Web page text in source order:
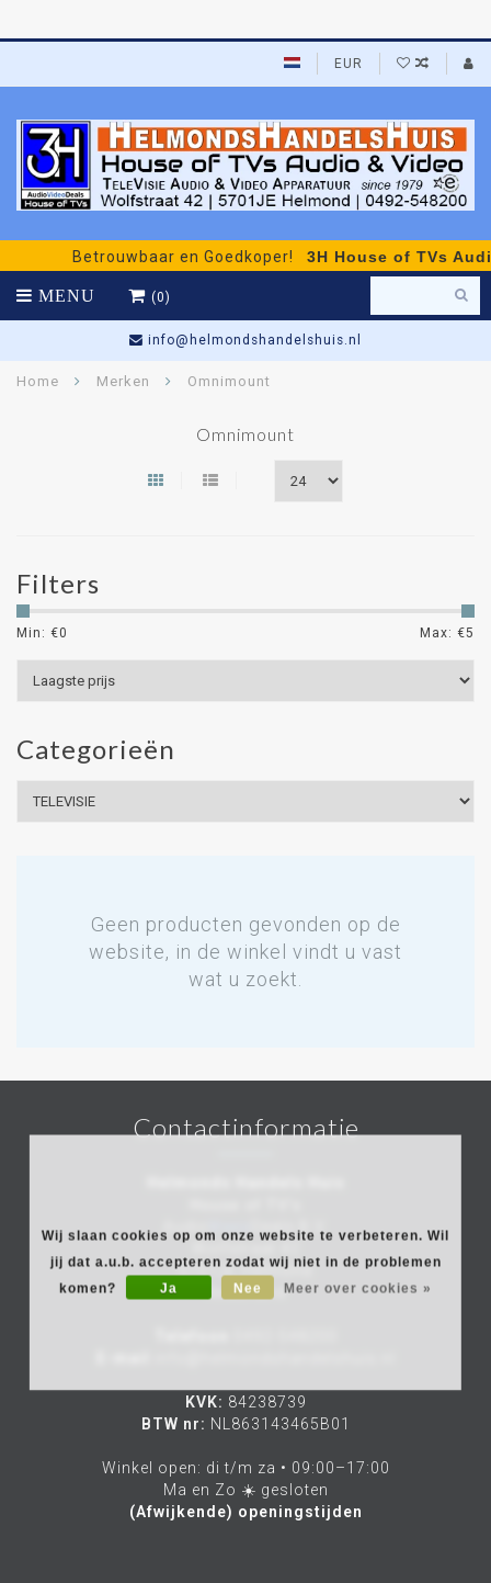
EUR
Betrouwbaar en Goedkoper!3H House of TVs Audio
MENU (0)
info@helmondshandelshuis.nl
Home Merken Omnimount
Omnimount
Filters
Min: €0 Max: €5
Categorieën
Geen producten gevonden op de
website, in de winkel vindt u vast
wat u zoekt.
Wij slaan cookies op om onze website te verbeteren. Wil
jij dat a.u.b. accepteren zodat wij niet in de problemen
komen?
Ja Nee Meer over cookies »
Contactinformatie
Deals B.V.
5701JE Helmond
Nederland
KVK: 84238739
BTW nr: NL863143465B01
Winkel open: di t/m za • 09:00–17:00
Ma en Zo ☀️ gesloten
(Afwijkende) openingstijden